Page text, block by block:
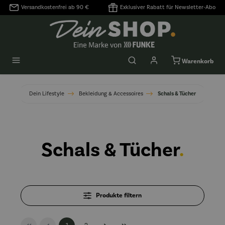
springen
Versandkostenfrei ab 90 € Exklusiver Rabatt für Newsletter-Abo
Warenkorb
Dein Lifestyle Bekleidung & Accessoires Schals & Tücher
Schals & Tücher.
Produkte filtern